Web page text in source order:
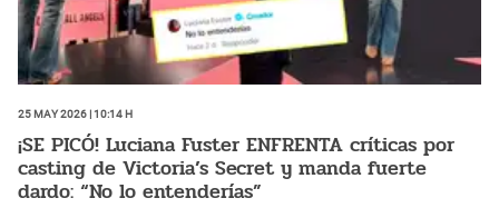
25 May 2026 | 10:14 h
¡SE PICÓ! Luciana Fuster ENFRENTA críticas por
casting de Victoria’s Secret y manda fuerte
dardo: “No lo entenderías”